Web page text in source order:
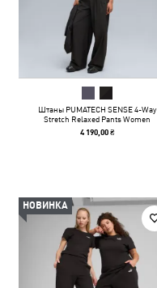
Штаны PUMATECH SENSE 4-Way
Stretch Relaxed Pants Women
4 190,00 ₴
НОВИНКА